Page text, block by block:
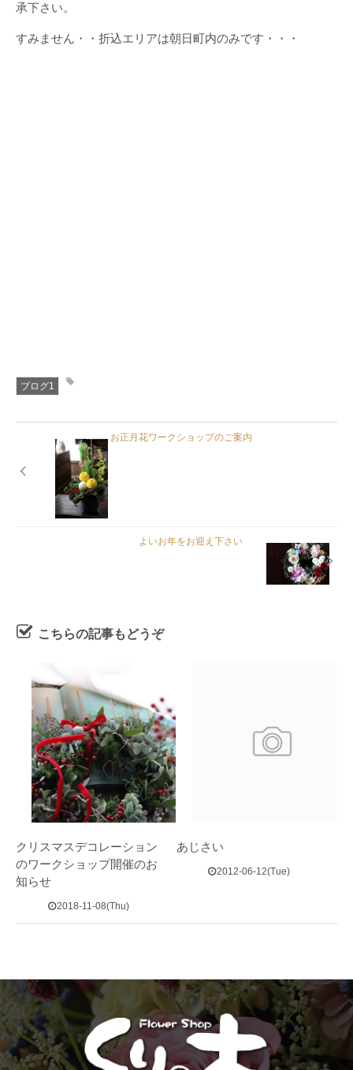
承下さい。
すみません・・折込エリアは朝日町内のみです・・・
ブログ1
お正月花ワークショップのご案内
よいお年をお迎え下さい
こちらの記事もどうぞ
クリスマスデコレーション
のワークショップ開催のお
知らせ
2018-11-08(Thu)
あじさい
2012-06-12(Tue)